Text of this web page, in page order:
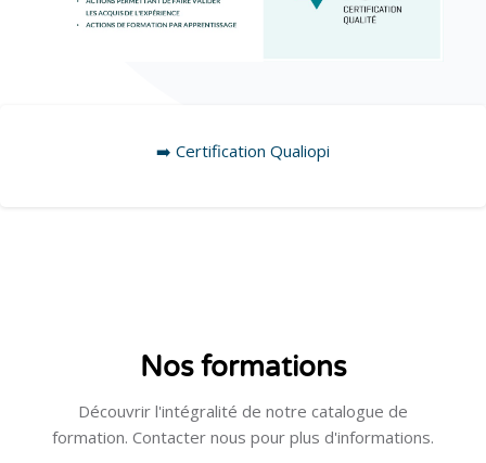
➡️ Certification Qualiopi
Nos formations
Découvrir l'intégralité de notre catalogue de
formation. Contacter nous pour plus d'informations.